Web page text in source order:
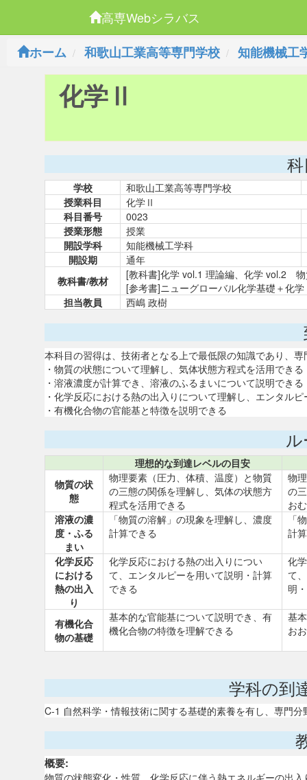
高専Webシラバス
ホーム
和歌山工業高等専門学校 知能機械工
化学Ⅱ
学校
和歌山工業高等専門学校
授業科目
化学Ⅱ
科目番号
0023
授業形態
授業
開設学科
知能機械工学科
開設期
通年
教科書/教材
[教科書]化学 vol.1 理論編、化学 vol.2
[参考書]ニューグローバル化学基礎＋化
担当教員
西嶋 政樹
本科目の習得は、技術者となる上で最低限の知識であり、
・物質の状態について理解し、気体状態方程式を活用できる
・溶液濃度が計算でき、溶液のふるまいについて説明できる
・化学反応における熱の出入りについて理解し、エンタル
・有機化合物の官能基と特徴を説明できる
理想的な到達レベルの目安
物質の状
態
物理要素（圧力、体積、温度）と物質
の三態の関係を理解し、気体の状態方
程式を活用できる
物
の
お
溶液の濃
度・ふる
まい
「物質の溶解」の現象を理解し、濃度
計算できる
「
計
化学反応
における
熱の出入
り
化学反応における熱の出入りについ
て、エンタルピーを用いて説明・計算
できる
化
て
明
有機化合
物の基礎
基本的な官能基について説明でき、有
機化合物の特徴を理解できる
基
お
学科の到
C-1 自然科学・情報技術に関する基礎的素養を有し、専門
概要:
物質の状態変化・性質、化学反応に伴う熱エネルギーの出